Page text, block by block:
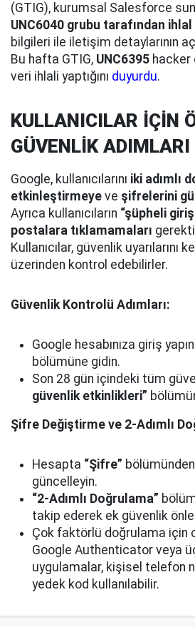
(GTIG), kurumsal Salesforce
UNC6040 grubu tarafından
bilgileri ile iletişim detaylarının
Bu hafta GTIG, UNC6395 hacker
veri ihlali yaptığını duyurdu.
KULLANICILAR İÇİN
GÜVENLİK ADIMLARI
Google, kullanıcılarını iki adımlı
etkinleştirmeye ve şifrelerini
Ayrıca kullanıcıların “şüpheli
postalara tıklamamaları
Kullanıcılar, güvenlik uyarılarını
üzerinden kontrol edebilirler.
Güvenlik Kontrolü Adımları:
Google hesabınıza giriş
bölümüne gidin.
Son 28 gün içindeki tüm
güvenlik etkinlikleri”
Şifre Değiştirme ve 2-Adımlı
Hesapta “Şifre”
güncelleyin.
“2-Adımlı Doğrulama”
takip ederek ek güvenlik
Çok faktörlü doğrulama için
Google Authenticator veya
uygulamalar, kişisel telefon
yedek kod kullanılabilir.